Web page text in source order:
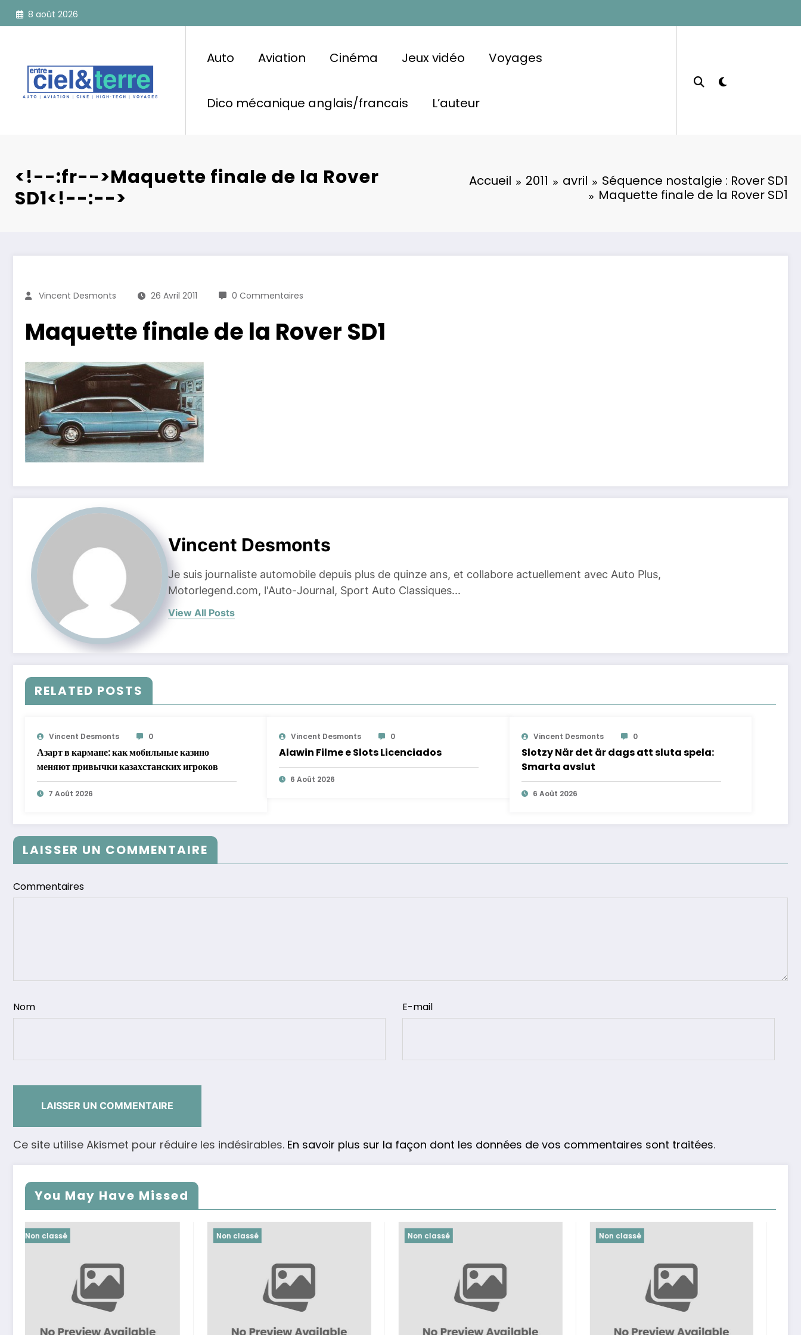
Aller
8 août 2026
Auto Aviation Cinéma Jeux vidéo Voyages
Dico mécanique anglais/francais L’auteur
<!--:fr-->Maquette finale de la Rover
SD1<!--:-->
Accueil 2011 avril
Séquence nostalgie : Rover SD1
Maquette finale de la Rover SD1
Vincent Desmonts 26 Avril 2011 0 Commentaires
Maquette finale de la Rover SD1
Vincent Desmonts
Je suis journaliste automobile depuis plus de quinze ans, et collabore actuellement avec Auto Plus,
Motorlegend.com, l'Auto-Journal, Sport Auto Classiques...
View All Posts
RELATED POSTS
Vincent Desmonts 0
Азарт в кармане: как мобильные казино
меняют привычки казахстанских игроков
7 Août 2026
Vincent Desmonts 0
Alawin Filme e Slots Licenciados
6 Août 2026
Vincent Desmonts 0
Slotzy När det är dags att sluta spela:
Smarta avslut
6 Août 2026
LAISSER UN COMMENTAIRE
Commentaires
Nom E-mail
Ce site utilise Akismet pour réduire les indésirables. En savoir plus sur la façon dont les données de vos commentaires sont traitées.
You May Have Missed